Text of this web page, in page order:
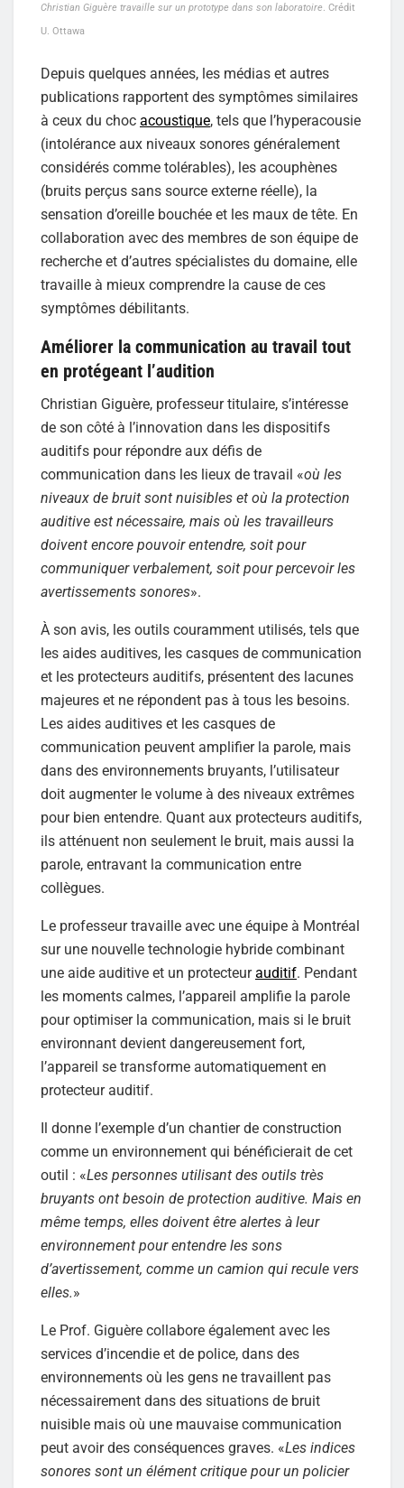
Christian Giguère travaille sur un prototype dans son laboratoire. Crédit
U. Ottawa
Depuis quelques années, les médias et autres
publications rapportent des symptômes similaires
à ceux du choc acoustique, tels que l’hyperacousie
(intolérance aux niveaux sonores généralement
considérés comme tolérables), les acouphènes
(bruits perçus sans source externe réelle), la
sensation d’oreille bouchée et les maux de tête. En
collaboration avec des membres de son équipe de
recherche et d’autres spécialistes du domaine, elle
travaille à mieux comprendre la cause de ces
symptômes débilitants.
Améliorer la communication au travail tout
en protégeant l’audition
Christian Giguère, professeur titulaire, s’intéresse
de son côté à l’innovation dans les dispositifs
auditifs pour répondre aux défis de
communication dans les lieux de travail «où les
niveaux de bruit sont nuisibles et où la protection
auditive est nécessaire, mais où les travailleurs
doivent encore pouvoir entendre, soit pour
communiquer verbalement, soit pour percevoir les
avertissements sonores».
À son avis, les outils couramment utilisés, tels que
les aides auditives, les casques de communication
et les protecteurs auditifs, présentent des lacunes
majeures et ne répondent pas à tous les besoins.
Les aides auditives et les casques de
communication peuvent amplifier la parole, mais
dans des environnements bruyants, l’utilisateur
doit augmenter le volume à des niveaux extrêmes
pour bien entendre. Quant aux protecteurs auditifs,
ils atténuent non seulement le bruit, mais aussi la
parole, entravant la communication entre
collègues.
Le professeur travaille avec une équipe à Montréal
sur une nouvelle technologie hybride combinant
une aide auditive et un protecteurauditif. Pendant
les moments calmes, l’appareil amplifie la parole
pour optimiser la communication, mais si le bruit
environnant devient dangereusement fort,
l’appareil se transforme automatiquement en
protecteur auditif.
Il donne l’exemple d’un chantier de construction
comme un environnement qui bénéficierait de cet
outil : «Les personnes utilisant des outils très
bruyants ont besoin de protection auditive. Mais en
même temps, elles doivent être alertes à leur
environnement pour entendre les sons
d’avertissement, comme un camion qui recule vers
elles.»
Le Prof. Giguère collabore également avec les
services d’incendie et de police, dans des
environnements où les gens ne travaillent pas
nécessairement dans des situations de bruit
nuisible mais où une mauvaise communication
peut avoir des conséquences graves. «Les indices
sonores sont un élément critique pour un policier